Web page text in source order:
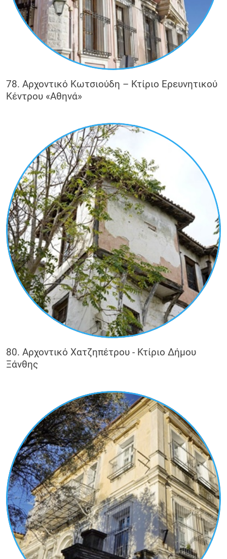
78. Αρχοντικό Κωτσιούδη – Κτίριο Ερευνητικού
Κέντρου «Αθηνά»
80. Αρχοντικό Χατζηπέτρου - Κτίριο Δήμου
Ξάνθης